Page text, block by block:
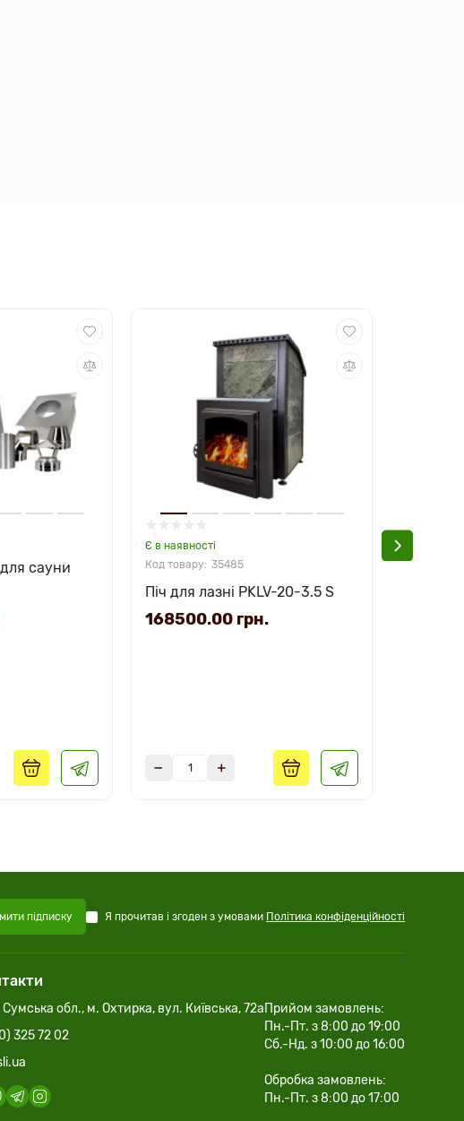
сауни
Є в наявності
35485
Піч для лазні PKLV-20-3.5 S
168500.00 грн.
підписку Я прочитав і згоден з умовами Політика конфіденційності
Сумська обл., м. Охтирка, вул. Київська, 72а
325 72 02
Прийом замовлень:
Пн.-Пт. з 8:00 до 19:00
Сб.-Нд. з 10:00 до 16:00
Обробка замовлень:
Пн.-Пт. з 8:00 до 17:00